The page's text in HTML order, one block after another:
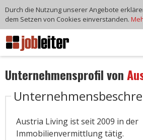
Unternehmensprofil von
Austria Living ist seit 2009 in der
Immobilienvermittlung tätig.
Durch die Nutzung unserer Angebote
dem Setzen von Cookies einverstanden.